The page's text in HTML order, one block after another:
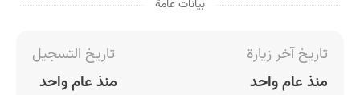
بيانات عامة
تاريخ آخر زيارة
منذ عام واحد
تاريخ التسجيل
منذ عام واحد